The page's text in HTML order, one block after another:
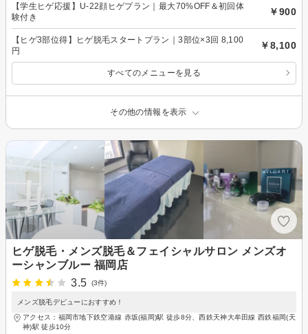
【学生ヒゲ応援】U-22顔ヒゲプラン｜最大70%OFF＆初回体
験付き
￥900
【ヒゲ3部位得】ヒゲ脱毛スタートプラン｜3部位×3回 8,100
円
￥8,100
すべてのメニューを見る
その他の情報を表示
ヒゲ脱毛・メンズ脱毛＆フェイシャルサロン メンズオ
ーシャンブルー 福岡店
3.5
(3件)
メンズ脱毛デビューにおすすめ！
アクセス：福岡市地下鉄空港線 赤坂(福岡)駅 徒歩8分、西鉄天神大牟田線 西鉄福岡(天
神)駅 徒歩10分